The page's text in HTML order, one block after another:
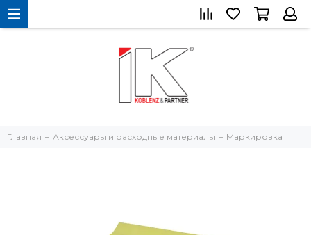
Главная Аксессуары и расходные материалы Маркировка